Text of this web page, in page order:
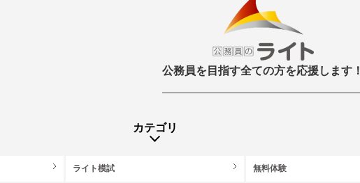
公務員を目指す全ての方を応援します！
カテゴリ
ライト模試 無料体験